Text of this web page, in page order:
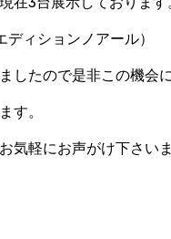
ィションノアール）
したので是非この機会
す。
気軽にお声がけ下さいま